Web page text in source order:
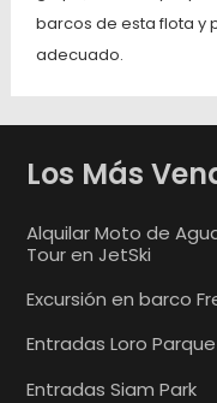
barcos de esta flota y
adecuado.
Los Más
Alquilar Moto de
Tour en JetSki
Excursión en barco
Entradas Loro Parque
Entradas Siam Park